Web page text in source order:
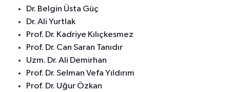
Dr. Belgin Üsta Güç
Dr. Ali Yurtlak
Prof. Dr. Kadriye Kılıçkesmez
Prof. Dr. Can Saran Tanıdır
Uzm. Dr. Ali Demirhan
Prof. Dr. Selman Vefa Yıldırım
Prof. Dr. Uğur Özkan